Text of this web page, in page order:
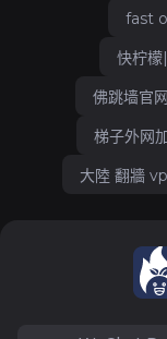
fast
快柠
佛跳墙官
梯子外网
大陸 翻牆